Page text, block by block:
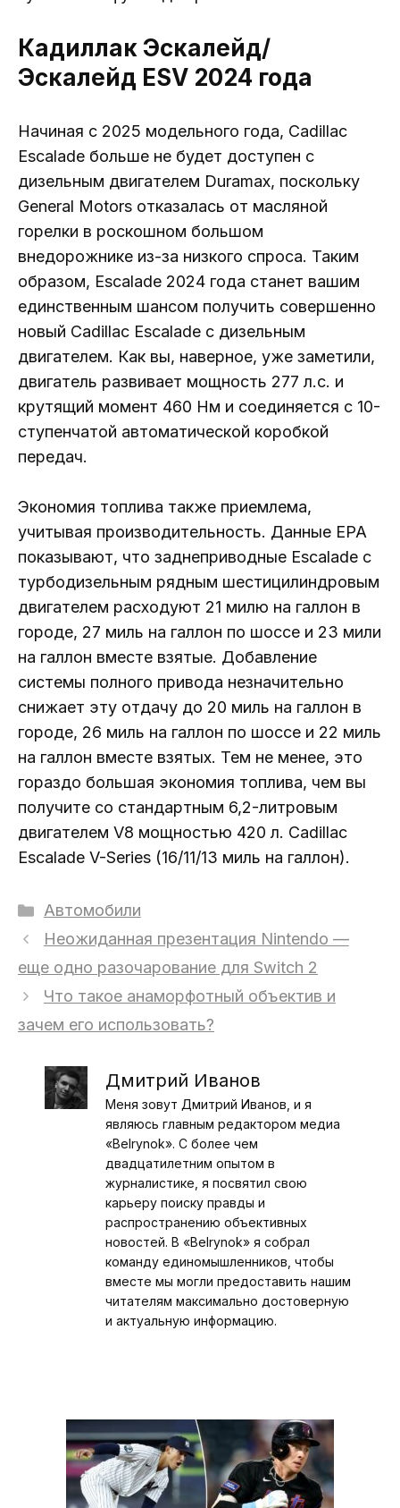
Кадиллак Эскалейд/
Эскалейд ESV 2024 года
Начиная с 2025 модельного года, Cadillac
Escalade больше не будет доступен с
дизельным двигателем Duramax, поскольку
General Motors отказалась от масляной
горелки в роскошном большом
внедорожнике из-за низкого спроса. Таким
образом, Escalade 2024 года станет вашим
единственным шансом получить совершенно
новый Cadillac Escalade с дизельным
двигателем. Как вы, наверное, уже заметили,
двигатель развивает мощность 277 л.с. и
крутящий момент 460 Нм и соединяется с 10-
ступенчатой ​​автоматической коробкой
передач.
Экономия топлива также приемлема,
учитывая производительность. Данные EPA
показывают, что заднеприводные Escalade с
турбодизельным рядным шестицилиндровым
двигателем расходуют 21 милю на галлон в
городе, 27 миль на галлон по шоссе и 23 мили
на галлон вместе взятые. Добавление
системы полного привода незначительно
снижает эту отдачу до 20 миль на галлон в
городе, 26 миль на галлон по шоссе и 22 миль
на галлон вместе взятых. Тем не менее, это
гораздо большая экономия топлива, чем вы
получите со стандартным 6,2-литровым
двигателем V8 мощностью 420 л. Cadillac
Escalade V-Series (16/11/13 миль на галлон).
Рубрики
Автомобили
Неожиданная презентация Nintendo —
еще одно разочарование для Switch 2
Что такое анаморфотный объектив и
зачем его использовать?
Дмитрий Иванов
Меня зовут Дмитрий Иванов, и я
являюсь главным редактором медиа
«Belrynok». С более чем
двадцатилетним опытом в
журналистике, я посвятил свою
карьеру поиску правды и
распространению объективных
новостей. В «Belrynok» я собрал
команду единомышленников, чтобы
вместе мы могли предоставить нашим
читателям максимально достоверную
и актуальную информацию.